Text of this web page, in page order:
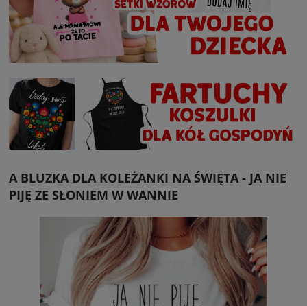
A BLUZKA DLA KOLEŻANKI NA ŚWIĘTA - JA NIE
PIJĘ ZE SŁONIEM W WANNIE